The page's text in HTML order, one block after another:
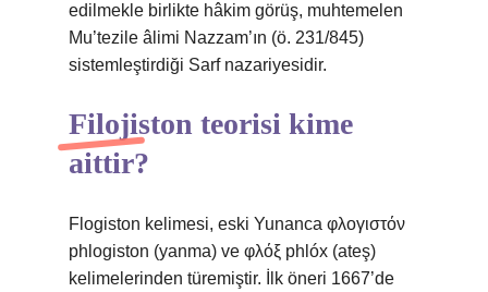
edilmekle birlikte hâkim görüş, muhtemelen
Mu’tezile âlimi Nazzam’ın (ö. 231/845)
sistemleştirdiği Sarf nazariyesidir.
Filojiston teorisi kime
aittir?
Flogiston kelimesi, eski Yunanca φλογιστόν
phlogiston (yanma) ve φλόξ phlóx (ateş)
kelimelerinden türemiştir. İlk öneri 1667’de